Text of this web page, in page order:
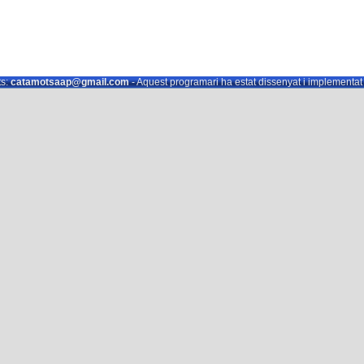
catamotsaap@gmail.com- Aquest programari ha estat dissenyat i